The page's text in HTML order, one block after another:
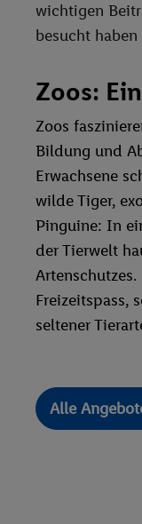
wichtigen
besucht
Zoos:
Zoos
Bildung und
Erwachsene
wilde Tiger,
Pinguine: In
der Tierwelt
Freizeitspass,
seltener
Alle